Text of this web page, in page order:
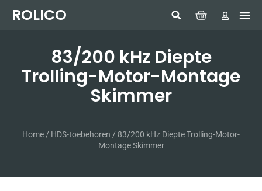
ROLICO
83/200 kHz Diepte
Trolling-Motor-Montage
Skimmer
Home / HDS-toebehoren / 83/200 kHz Diepte Trolling-Motor-
Montage Skimmer